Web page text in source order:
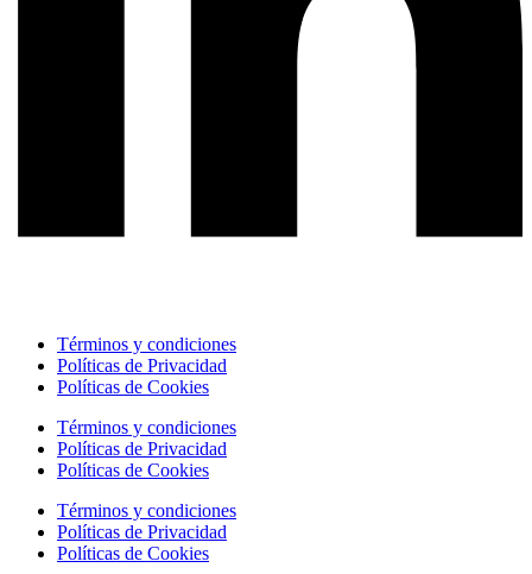
Términos y condiciones
Políticas de Privacidad
Políticas de Cookies
Términos y condiciones
Políticas de Privacidad
Políticas de Cookies
Términos y condiciones
Políticas de Privacidad
Políticas de Cookies